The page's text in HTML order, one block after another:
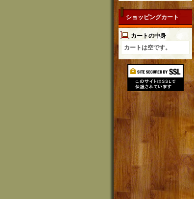
ショッピングカート
カートの中身
カートは空です。